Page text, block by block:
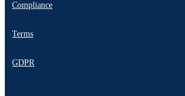
Compliance
Terms
GDPR